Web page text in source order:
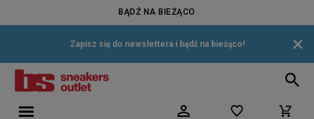
BĄDŹ NA BIEŻĄCO
Zapisz się do newslettera i bądź na bieżąco! ×